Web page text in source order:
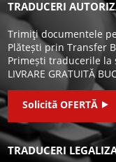
TRADUCERI
Trimiţi documentele
Plătești prin Transfer
Primești traducerile la
LIVRARE GRATUITĂ
Solicită OFERTĂ ⯈
TRADUCERI